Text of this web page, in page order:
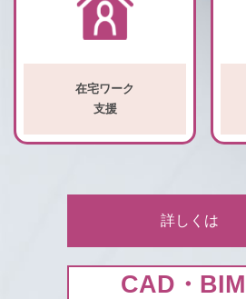
在宅ワーク
支援
詳しくは
CAD・BIM